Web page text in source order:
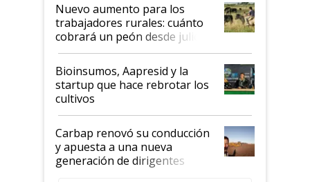
Nuevo aumento para los
trabajadores rurales: cuánto
cobrará un peón desde julio
Bioinsumos, Aapresid y la
startup que hace rebrotar los
cultivos
Carbap renovó su conducción
y apuesta a una nueva
generación de dirigentes